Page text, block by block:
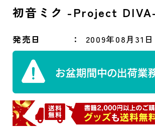
初音ミク -Project
発売日 2009年08月31日